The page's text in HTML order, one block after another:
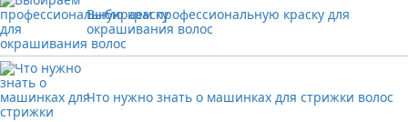
Выбираем профессиональную краску для
окрашивания волос
Что нужно знать о машинках для стрижки волос